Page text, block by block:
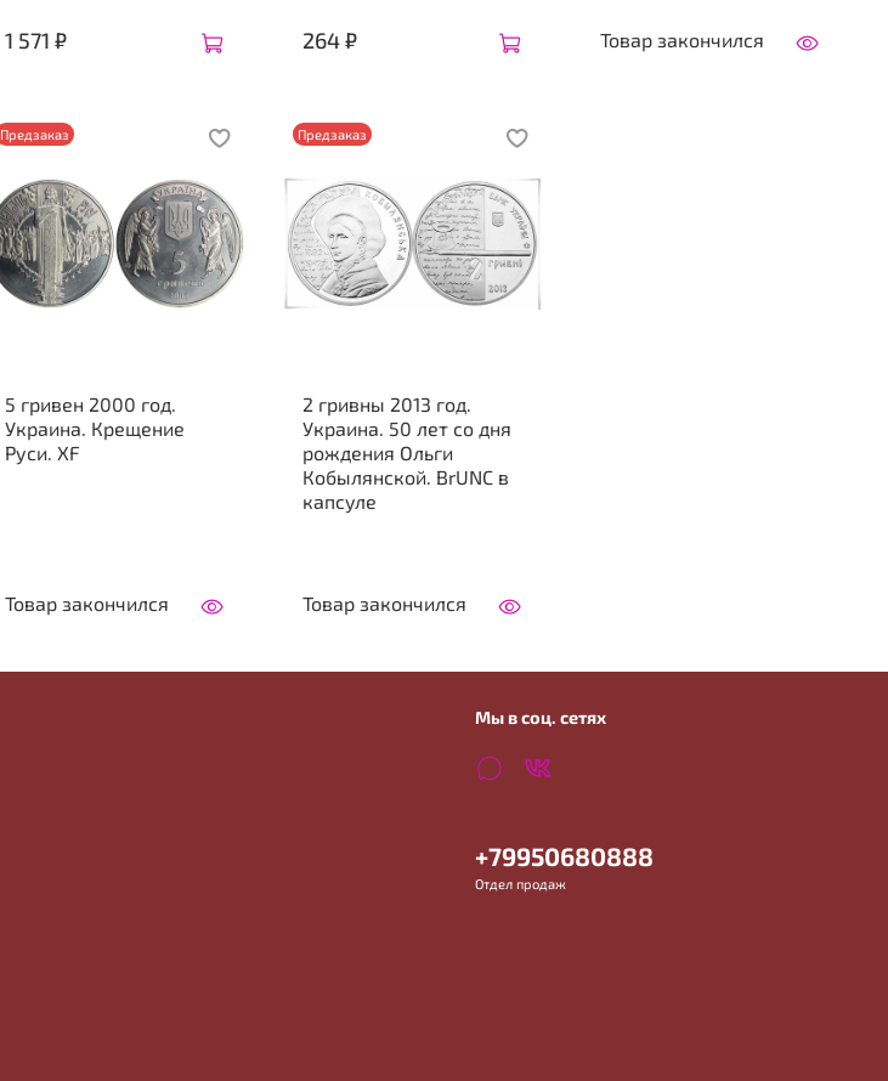
1 571 ₽ 264 ₽ Товар закончился
Предзаказ
5 гривен 2000 год.
Украина. Крещение
Руси. XF
Товар закончился
Предзаказ
2 гривны 2013 год.
Украина. 50 лет со дня
рождения Ольги
Кобылянской. BrUNC в
капсуле
Товар закончился
Мы в соц. сетях
+79950680888
Отдел продаж